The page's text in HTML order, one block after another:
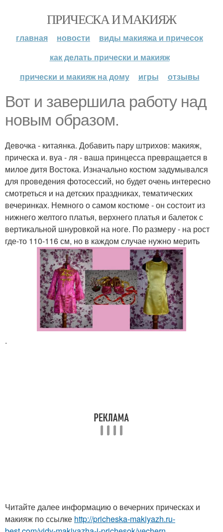
ПРИЧЕСКА И МАКИЯЖ
главная новости
виды макияжа и причесок
как делать прически и макияж
прически и макияж на дому
игры отзывы
Вот и завершила работу над
новым образом.
Девочка - китаянка. Добавить пару штрихов: макияж,
прическа и. вуа - ля - ваша принцесса превращается в
милое дитя Востока. Изначально костюм задумывался
для проведения фотосессий, но будет очень интересно
смотреться и на детских праздниках, тематических
вечеринках. Немного о самом костюме - он состоит из
нижнего желтого платья, верхнего платья и балеток с
вертикальной шнуровкой на ноге. По размеру - на рост
где-то 110-116 см, но в каждом случае нужно мерить
.
Читайте далее информацию о вечерних прическах и
макияж по ссылке http://pricheska-makiyazh.ru-